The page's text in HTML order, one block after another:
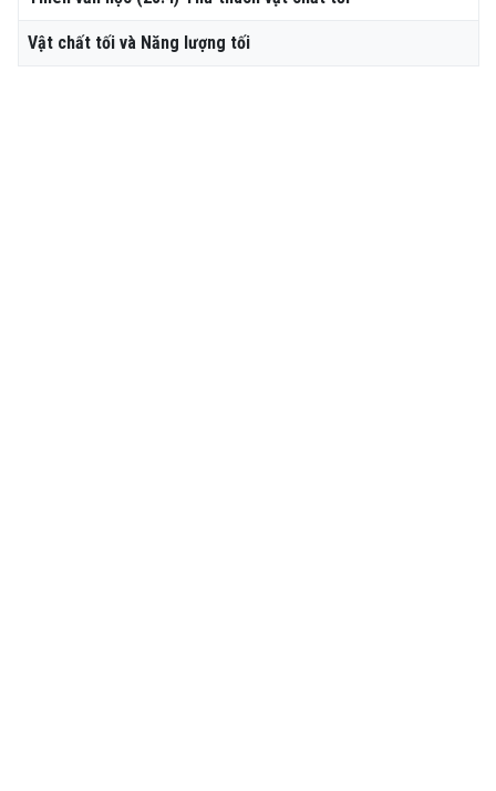
Vật chất tối và Năng lượng tối